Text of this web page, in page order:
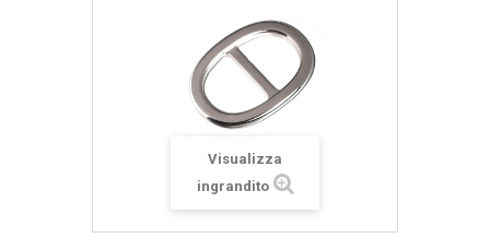
Visualizza
ingrandito